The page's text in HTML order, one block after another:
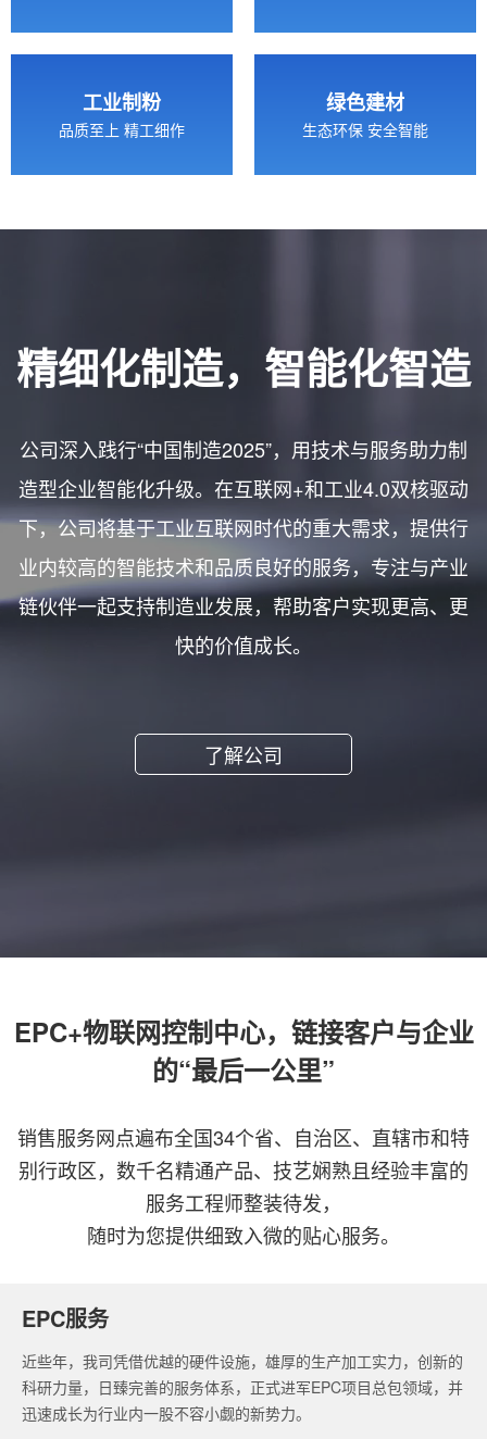
工业制粉
品质至上 精工细作
绿色建材
生态环保 安全智能
精细化制造，智能化智造
公司深入践行“中国制造2025”，用技术与服务助力制
造型企业智能化升级。在互联网+和工业4.0双核驱动
下，公司将基于工业互联网时代的重大需求，提供行
业内较高的智能技术和品质良好的服务，专注与产业
链伙伴一起支持制造业发展，帮助客户实现更高、更
快的价值成长。
了解公司
EPC+物联网控制中心，链接客户与企业
的“最后一公里”
销售服务网点遍布全国34个省、自治区、直辖市和特
别行政区，数千名精通产品、技艺娴熟且经验丰富的
服务工程师整装待发，
随时为您提供细致入微的贴心服务。
EPC服务
近些年，我司凭借优越的硬件设施，雄厚的生产加工实力，创新的
科研力量，日臻完善的服务体系，正式进军EPC项目总包领域，并
迅速成长为行业内一股不容小觑的新势力。